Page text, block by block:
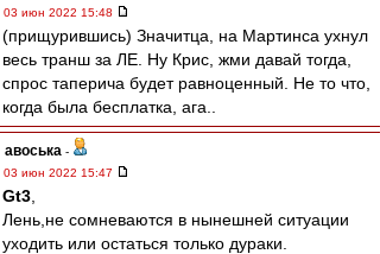
03 июн 2022 15:48
(прищурившись) Значитца, на Мартинса ухнул
весь транш за ЛЕ. Ну Крис, жми давай тогда,
спрос таперича будет равноценный. Не то что,
когда была бесплатка, ага..
авоська -
03 июн 2022 15:47
Gt3
Лень,не сомневаются в нынешней ситуации
уходить или остаться только дураки.